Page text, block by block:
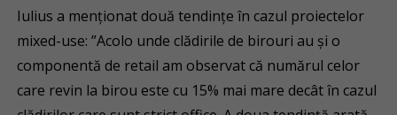
Iulius a menționat două tendințe în cazul proiectelor
mixed-use: ”Acolo unde clădirile de birouri au şi o
componentă de retail am observat că numărul celor
care revin la birou este cu 15% mai mare decât în cazul